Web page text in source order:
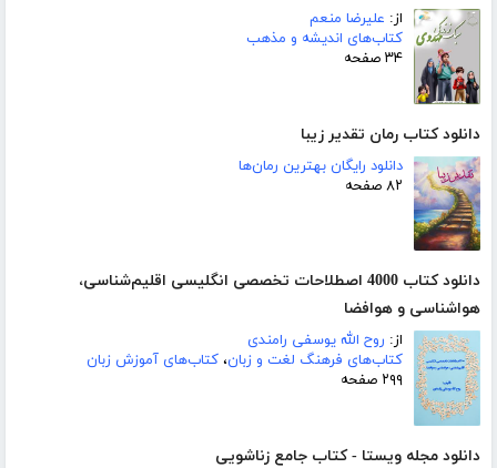
از: علیرضا منعم
کتاب‌های اندیشه و مذهب
۳۴ صفحه
دانلود کتاب رمان تقدیر زیبا
دانلود رایگان بهترین رمان‌ها
۸۲ صفحه
دانلود کتاب 4000 اصطلاحات تخصصی انگلیسی اقلیم‌شناسی،
هواشناسی و هوافضا
از: روح الله یوسفی رامندی
کتاب‌های فرهنگ لغت و زبان، کتاب‌های آموزش زبان
۲۹۹ صفحه
دانلود مجله ویستا - کتاب جامع زناشویی